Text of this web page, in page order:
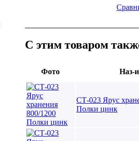
С этим товаром
Фото Наз-
СТ-023 Ярус
Полки цинк